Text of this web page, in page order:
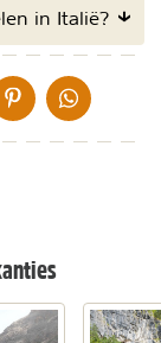
in Italië?
DE MAIL
DELEN OP PINTEREST
DELEN OP